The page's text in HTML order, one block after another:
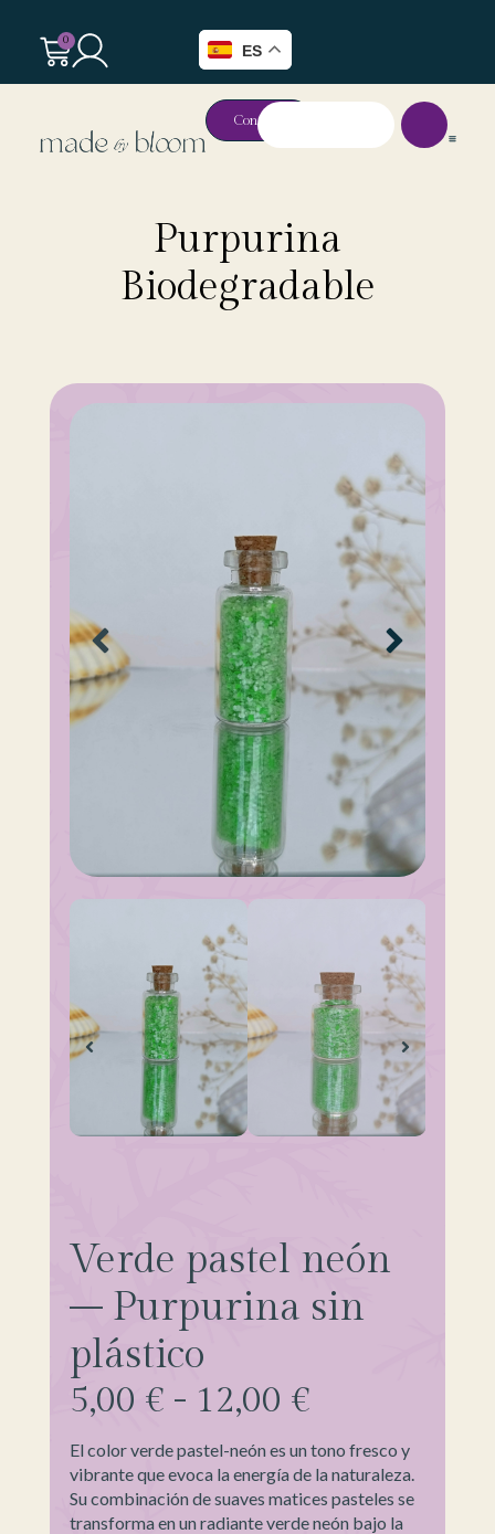
ES
0
Contacto
Purpurina
Biodegradable
Verde pastel neón
– Purpurina sin
plástico
5,00 € - 12,00 €
El color verde pastel-neón es un tono fresco y
vibrante que evoca la energía de la naturaleza.
Su combinación de suaves matices pasteles se
transforma en un radiante verde neón bajo la